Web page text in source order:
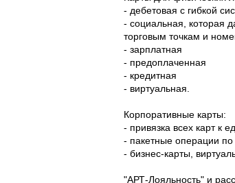
- дебетовая с гибкой
- социальная, которая
торговым точкам и
- зарплатная
- предоплаченная
- кредитная
- виртуальная.
Корпоративные карты:
- привязка всех карт к
- пакетные операции
- бизнес-карты,
"АРТ-Лояльность" и